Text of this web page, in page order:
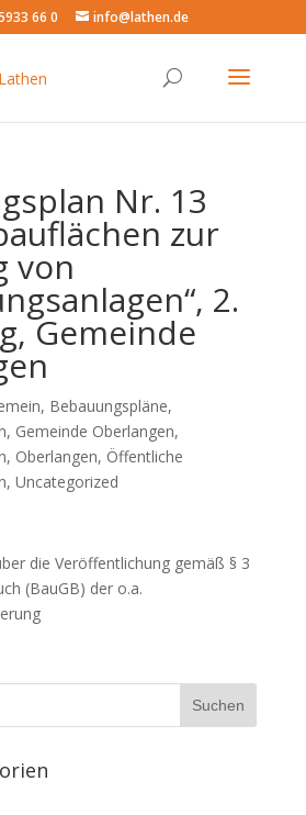
66 0 info@lathen.de
Nr. 13
zur
von
2.
Gemeinde
, Bebauungspläne,
, Gemeinde Oberlangen,
, Oberlangen, Öffentliche
, Uncategorized
die Veröffentlichung gemäß § 3
(BauGB) der o.a.